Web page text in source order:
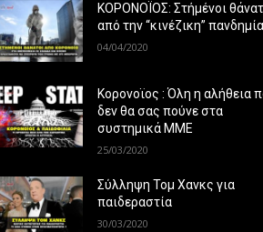
ΚΟΡΟΝΟΪΟΣ: Στήμένοι
από την “κινέζικη” πανδημία
04/04/2020
Κορονοϊος : Όλη η αλήθεια
δεν θα σας πούνε στα
συστημικά ΜΜΕ
25/03/2020
Σύλληψη Τομ Χανκς για
παιδεραστία
30/03/2020